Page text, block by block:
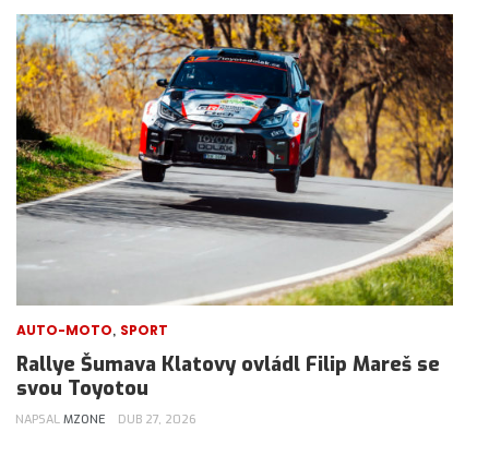
AUTO-MOTO, SPORT
Rallye Šumava Klatovy ovládl Filip Mareš se
svou Toyotou
NAPSAL MZONE DUB 27, 2026